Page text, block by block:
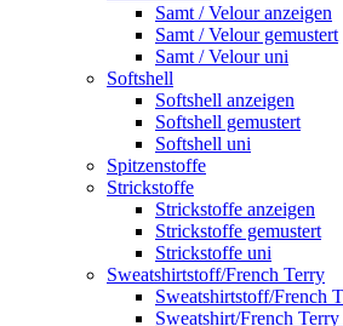
Samt / Velour anzeigen
Samt / Velour gemustert
Samt / Velour uni
Softshell
Softshell anzeigen
Softshell gemustert
Softshell uni
Spitzenstoffe
Strickstoffe
Strickstoffe anzeigen
Strickstoffe gemustert
Strickstoffe uni
Sweatshirtstoff/French Terry
Sweatshirtstoff/French
Sweatshirt/French Terry